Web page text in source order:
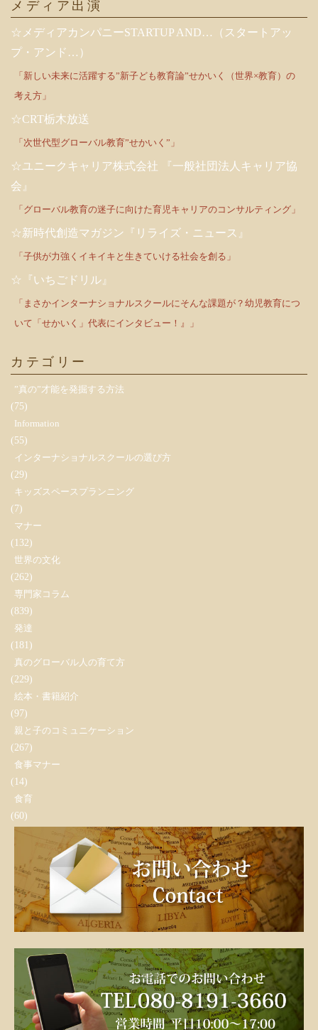
メディア出演
☆メディアカンパニーSTARTUP AND…（スタートアッ
プ・アンド…）
「新しい未来に活躍する”新子ども教育論”せかいく（世界×教育）の
考え方」
☆CRT栃木放送
「次世代型グローバル教育”せかいく”」
☆ユニークキャリア株式会社 『一般社団法人キャリア協
会』
「グローバル教育の迷子に向けた育児キャリアのコンサルティング」
☆新時代創造マガジン『リライズ・ニュース』
「子供が力強くイキイキと生きていける社会を創る」
☆『いちごドリル』
「まさかインターナショナルスクールにそんな課題が？幼児教育につ
いて「せかいく」代表にインタビュー！』」
カテゴリー
”真の”才能を発掘する方法
(75)
Information
(55)
インターナショナルスクールの選び方
(29)
キッズスペースプランニング
(7)
マナー
(132)
世界の文化
(262)
専門家コラム
(839)
発達
(181)
真のグローバル人の育て方
(229)
絵本・書籍紹介
(97)
親と子のコミュニケーション
(267)
食事マナー
(14)
食育
(60)